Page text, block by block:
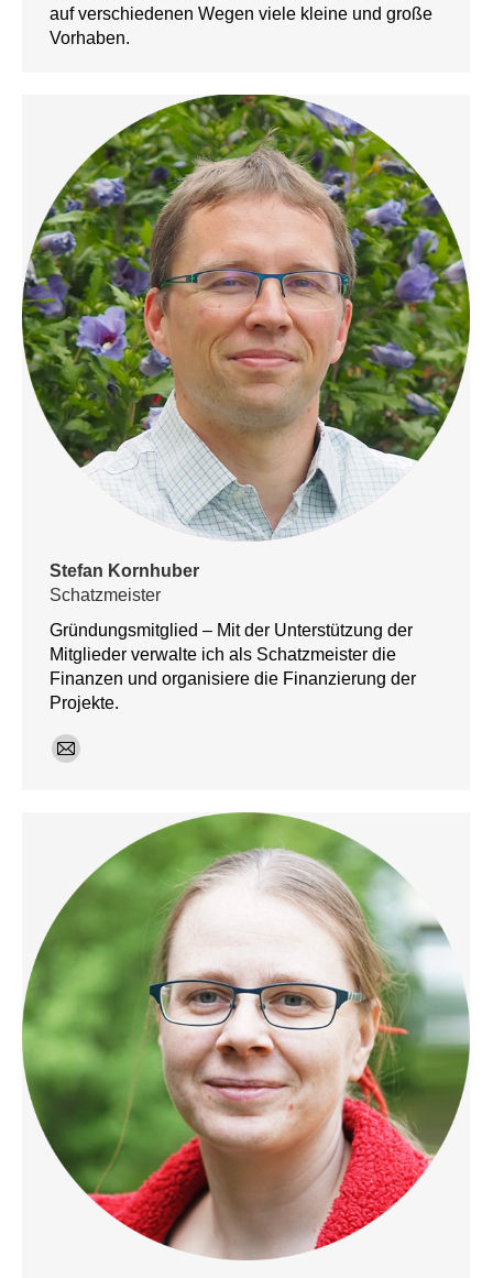
auf verschiedenen Wegen viele kleine und große
Vorhaben.
Stefan Kornhuber
Schatzmeister
Gründungsmitglied – Mit der Unterstützung der
Mitglieder verwalte ich als Schatzmeister die
Finanzen und organisiere die Finanzierung der
Projekte.
E-